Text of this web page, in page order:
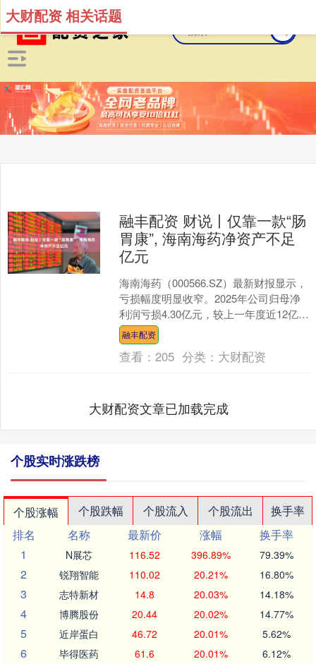
大财配资 相关话题
融丰配资 财说丨仅靠一款“肠
胃康”, 海南海药净资产不足
亿元
海南海药（000566.SZ）最新财报显示，
亏损幅度明显收窄。2025年公司归母净
利润亏损4.30亿元，较上一年度近12亿亏
损明显减少；不过年度营收也仅为8.3....
融丰配资
查看：205 分类： 大财配资
大财配资文章已加载完成
个股实时涨跌榜
个股涨幅 个股跌幅 个股流入 个股流出
换手率
排名
名称 最新价 涨幅
换手率
1
N展芯 116.52 396.89% 79.39%
2 锐翔智能 110.02 20.21% 16.80%
3 志特新材 14.8 20.03% 14.18%
4 博腾股份 20.44 20.02% 14.77%
5 近岸蛋白 46.72 20.01% 5.62%
6 毕得医药 61.6 20.01% 6.12%